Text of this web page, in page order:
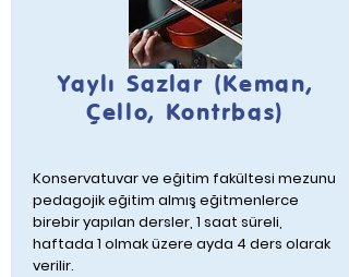
Yaylı Sazlar (Keman,
Çello, Kontrbas)
Konservatuvar ve eğitim fakültesi mezunu
pedagojik eğitim almış eğitmenlerce
birebir yapılan dersler, 1 saat süreli,
haftada 1 olmak üzere ayda 4 ders olarak
verilir.